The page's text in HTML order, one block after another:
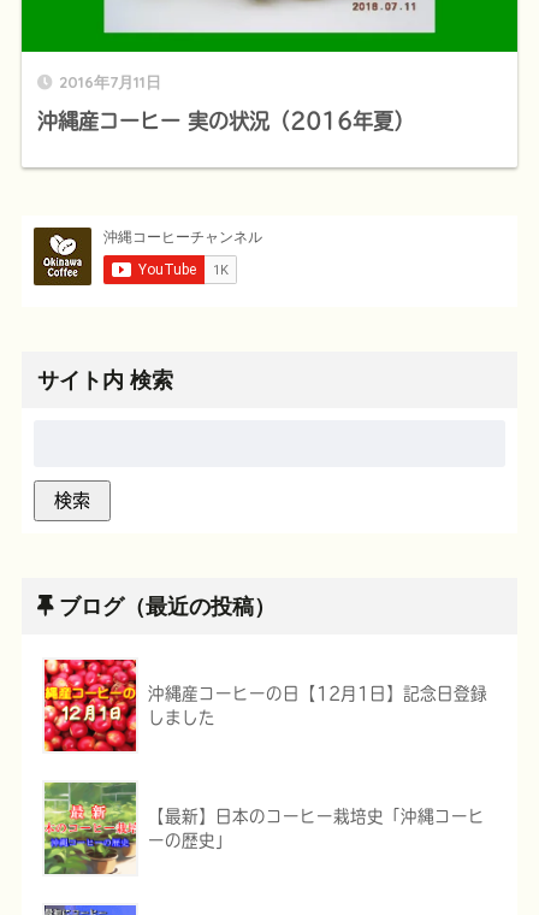
2016年7月11日
沖縄産コーヒー 実の状況（2016年夏）
サイト内 検索
ブログ（最近の投稿）
沖縄産コーヒーの日【12月1日】記念日登録
しました
【最新】日本のコーヒー栽培史「沖縄コーヒ
ーの歴史」